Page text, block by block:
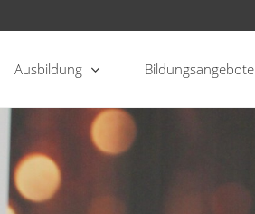
Ausbildung Bildungsangebote